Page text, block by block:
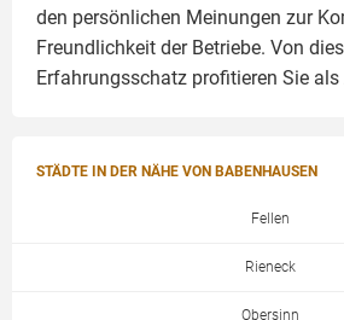
den persönlichen Meinungen zur
Freundlichkeit der Betriebe. Von
Erfahrungsschatz profitieren Sie als
STÄDTE IN DER NÄHE VON BABENHAUSEN
Fellen
Rieneck
Obersinn